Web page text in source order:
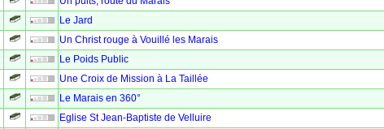
Le Jard
Un Christ rouge à Vouillé les Marais
Le Poids Public
Une Croix de Mission à La Taillée
Le Marais en 360°
Eglise St Jean-Baptiste de Velluire